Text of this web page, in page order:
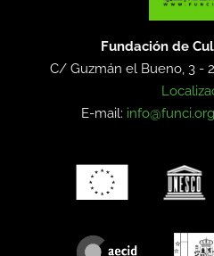
Fundación de
C/ Guzmán el Bueno, 3 -
E-mail: info@funci.org